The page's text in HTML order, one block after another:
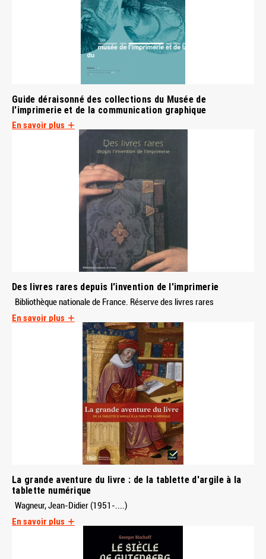
Guide déraisonné des collections du Musée de
l'imprimerie et de la communication graphique
En savoir plus
Des livres rares depuis l'invention de l'imprimerie
Bibliothèque nationale de France. Réserve des livres rares
En savoir plus
La grande aventure du livre : de la tablette d'argile à la
tablette numérique
Wagneur, Jean-Didier (1951-....)
En savoir plus